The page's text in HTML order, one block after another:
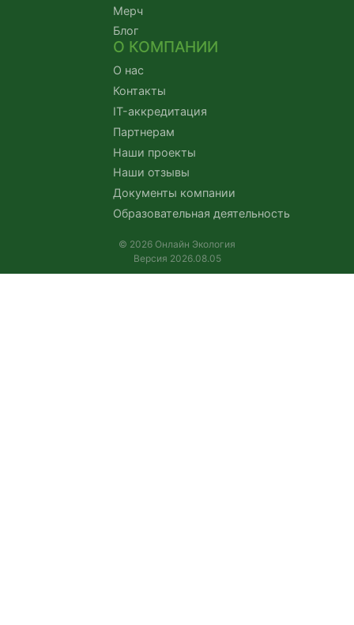
Мерч
Блог
О КОМПАНИИ
О нас
Контакты
IT-аккредитация
Партнерам
Наши проекты
Наши отзывы
Документы компании
Образовательная деятельность
© 2026 Онлайн Экология
Версия 2026.08.05